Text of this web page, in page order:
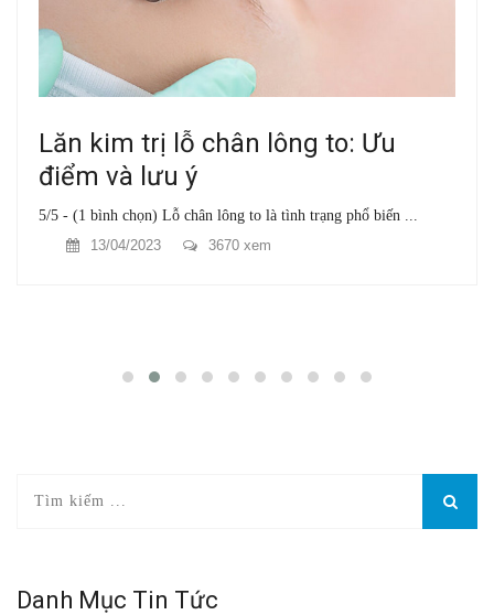
Lăn kim trị lỗ chân lông to: Ưu
điểm và lưu ý
5/5 - (1 bình chọn) Lỗ chân lông to là tình trạng phổ biến ...
13/04/2023
3670 xem
Danh Mục Tin Tức